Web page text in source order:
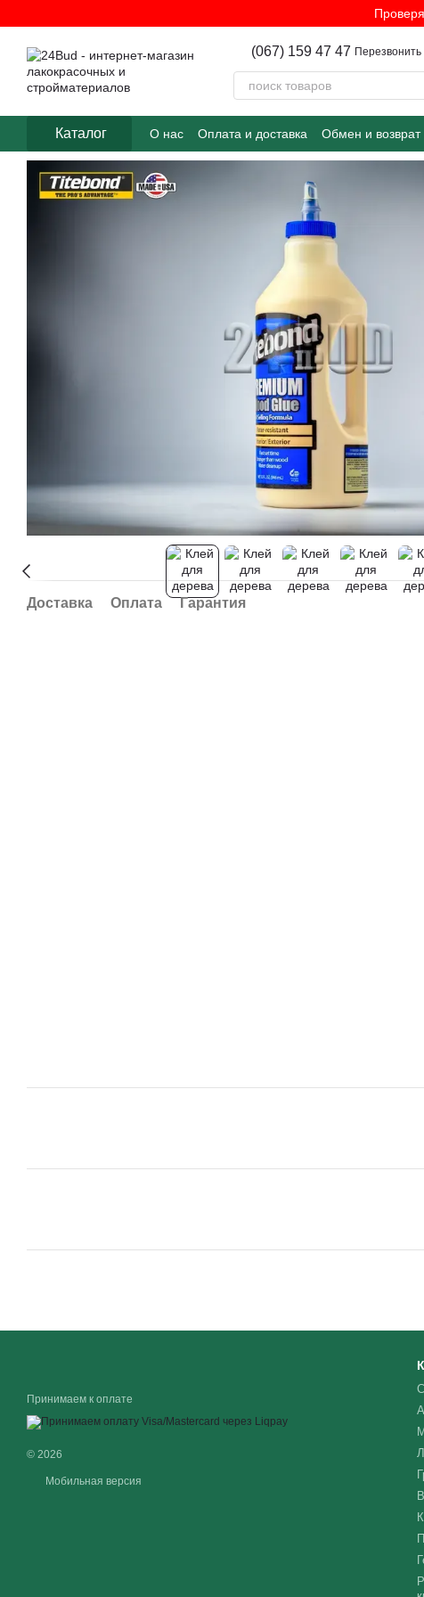
(067) 159 47 47
Каталог О нас Оплата и доставка Обмен и возврат
Доставка Оплата Гарантия
Принимаем к оплате
© 2026
Мобильная версия